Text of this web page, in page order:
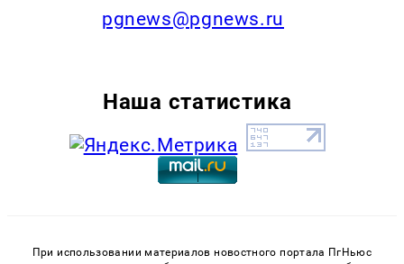
pgnews@pgnews.ru
Наша статистика
При использовании материалов новостного портала ПгНьюс